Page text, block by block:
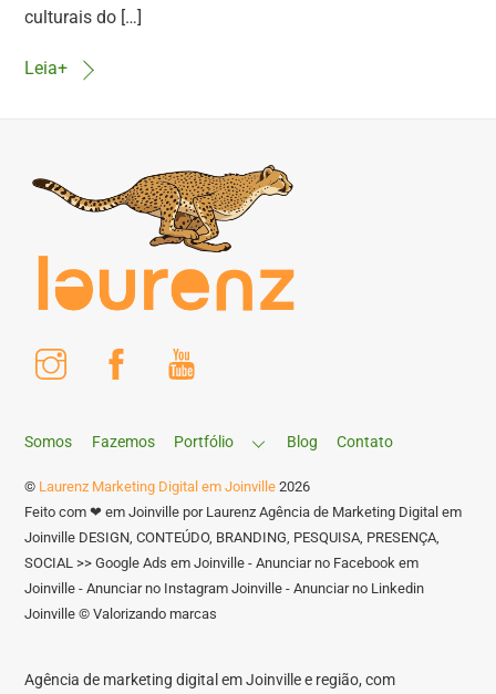
culturais do […]
Leia+
Instagram Facebook
Somos Fazemos Portfólio Blog Contato
© Laurenz Marketing Digital em Joinville 2026
Feito com ❤ em Joinville por Laurenz Agência de Marketing Digital em
Joinville DESIGN, CONTEÚDO, BRANDING, PESQUISA, PRESENÇA,
SOCIAL >> Google Ads em Joinville - Anunciar no Facebook em
Joinville - Anunciar no Instagram Joinville - Anunciar no Linkedin
Joinville © Valorizando marcas
Agência de marketing digital em Joinville e região, com